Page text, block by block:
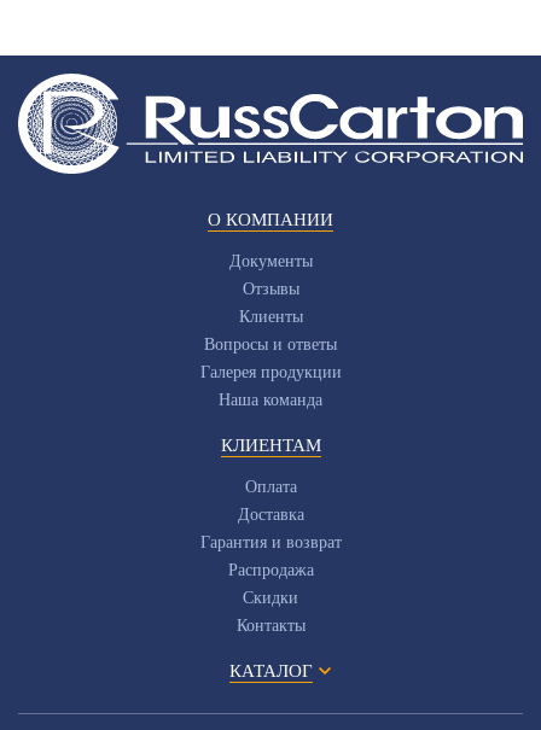
О КОМПАНИИ
Документы
Отзывы
Клиенты
Вопросы и ответы
Галерея продукции
Наша команда
КЛИЕНТАМ
Оплата
Доставка
Гарантия и возврат
Распродажа
Скидки
Контакты
КАТАЛОГ